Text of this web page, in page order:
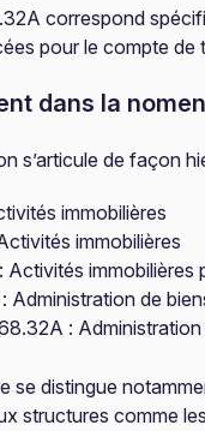
correspond
pour le compte de
dans la
s’articule de façon
immobilières
immobilières
Activités immobilières
Administration de
: Administration
se distingue
structures comme